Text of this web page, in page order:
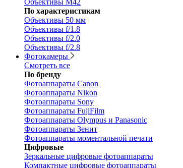
Объективы M42
По характеристикам
Объективы 50 мм
Объективы f/1.8
Объективы f/2.0
Объективы f/2.8
Фотокамеры
Смотреть все
По бренду
Фотоаппараты Canon
Фотоаппараты Nikon
Фотоаппараты Sony
Фотоаппараты FujiFilm
Фотоаппараты Olympus и Panasonic
Фотоаппараты Зенит
Фотоаппараты моментальной печати
Цифровые
Зеркальные цифровые фотоаппараты
Компактные цифровые фотоаппараты